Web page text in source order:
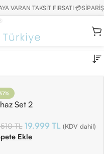
VARAN TAKSİT FIRSATI 💳
Set 2
TL 19.999 TL (KDV dahil)
Ekle